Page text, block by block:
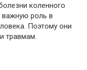
коленного
важную роль в
Поэтому они
травмам.